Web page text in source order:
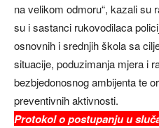
na velikom odmoru“, kazali su
su i sastanci rukovodilaca
osnovnih i srednjih škola sa
situacije, poduzimanja mjera i
bezbjedonosnog ambijenta te
preventivnih aktivnosti.
Protokol o postupanju u